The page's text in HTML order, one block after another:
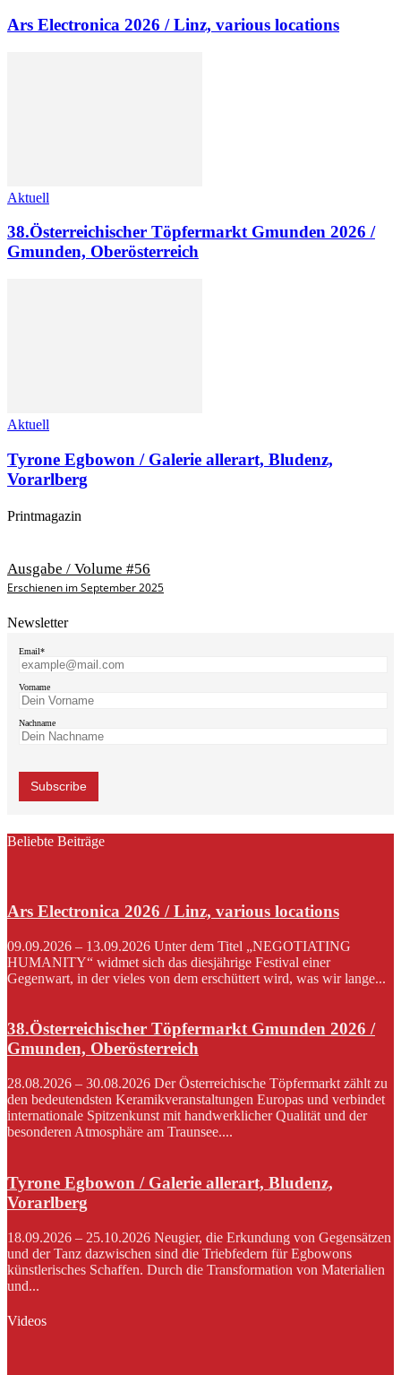
Ars Electronica 2026 / Linz, various locations
Aktuell
38.Österreichischer Töpfermarkt Gmunden 2026 /
Gmunden, Oberösterreich
Aktuell
Tyrone Egbowon / Galerie allerart, Bludenz,
Vorarlberg
Printmagazin
Ausgabe / Volume #56
Erschienen im September 2025
Newsletter
Email*
Vorname
Nachname
Beliebte Beiträge
Ars Electronica 2026 / Linz, various locations
09.09.2026 – 13.09.2026 Unter dem Titel „NEGOTIATING
HUMANITY“ widmet sich das diesjährige Festival einer
Gegenwart, in der vieles von dem erschüttert wird, was wir lange...
38.Österreichischer Töpfermarkt Gmunden 2026 /
Gmunden, Oberösterreich
28.08.2026 – 30.08.2026 Der Österreichische Töpfermarkt zählt zu
den bedeutendsten Keramikveranstaltungen Europas und verbindet
internationale Spitzenkunst mit handwerklicher Qualität und der
besonderen Atmosphäre am Traunsee....
Tyrone Egbowon / Galerie allerart, Bludenz,
Vorarlberg
18.09.2026 – 25.10.2026 Neugier, die Erkundung von Gegensätzen
und der Tanz dazwischen sind die Triebfedern für Egbowons
künstlerisches Schaffen. Durch die Transformation von Materialien
und...
Videos